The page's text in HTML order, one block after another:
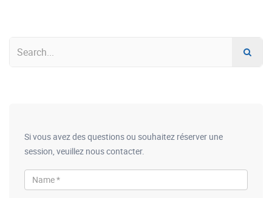
Si vous avez des questions ou souhaitez réserver une
session, veuillez nous contacter.